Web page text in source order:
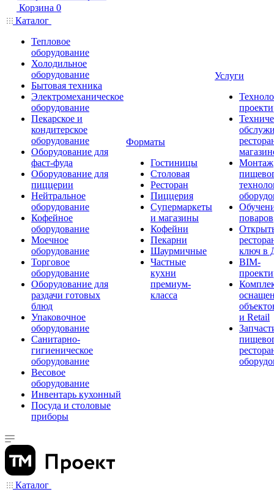
Корзина 0
Каталог
Тепловое
оборудование
Холодильное
оборудование
Бытовая техника
Электромеханическое
оборудование
Пекарское и
кондитерское
оборудование
Оборудование для
фаст-фуда
Оборудование для
пиццерии
Нейтральное
оборудование
Кофейное
оборудование
Моечное
оборудование
Торговое
оборудование
Оборудование для
раздачи готовых
блюд
Упаковочное
оборудование
Санитарно-
гигиеническое
оборудование
Весовое
оборудование
Инвентарь кухонный
Посуда и столовые
приборы
Форматы
Гостиницы
Столовая
Ресторан
Пиццерия
Супермаркеты
и магазины
Кофейни
Пекарни
Шаурмичные
Частные
кухни
премиум-
класса
Услуги
Монтаж
поваров
ключ в
BIM-
и Retail
Каталог